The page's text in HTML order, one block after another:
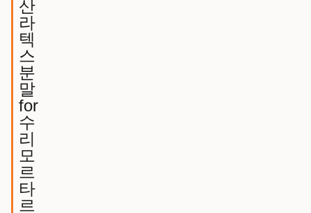
산
라
텍
스
분
말
for
수
리
모
르
타
르